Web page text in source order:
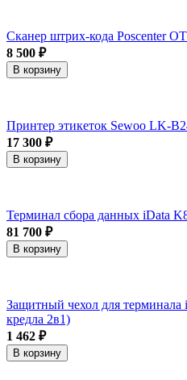
Сканер штрих-кода Poscenter
8 500 ₽
В корзину
Принтер этикеток Sewoo LK-
17 300 ₽
В корзину
Терминал сбора данных iData
81 700 ₽
В корзину
Защитный чехол для терминала
кредла 2в1)
1 462 ₽
В корзину